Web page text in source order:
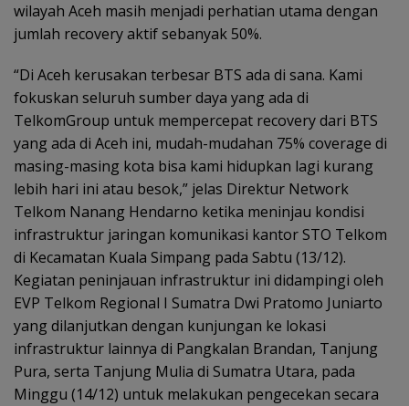
wilayah Aceh masih menjadi perhatian utama dengan
jumlah recovery aktif sebanyak 50%.
“Di Aceh kerusakan terbesar BTS ada di sana. Kami
fokuskan seluruh sumber daya yang ada di
TelkomGroup untuk mempercepat recovery dari BTS
yang ada di Aceh ini, mudah-mudahan 75% coverage di
masing-masing kota bisa kami hidupkan lagi kurang
lebih hari ini atau besok,” jelas Direktur Network
Telkom Nanang Hendarno ketika meninjau kondisi
infrastruktur jaringan komunikasi kantor STO Telkom
di Kecamatan Kuala Simpang pada Sabtu (13/12).
Kegiatan peninjauan infrastruktur ini didampingi oleh
EVP Telkom Regional I Sumatra Dwi Pratomo Juniarto
yang dilanjutkan dengan kunjungan ke lokasi
infrastruktur lainnya di Pangkalan Brandan, Tanjung
Pura, serta Tanjung Mulia di Sumatra Utara, pada
Minggu (14/12) untuk melakukan pengecekan secara